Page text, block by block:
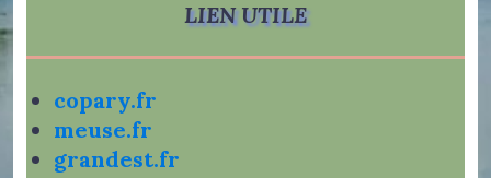
LIEN UTILE
copary.fr
meuse.fr
grandest.fr